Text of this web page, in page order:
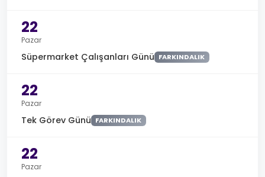
22
Pazar
Süpermarket Çalışanları Günü FARKINDALIK
22
Pazar
Tek Görev Günü FARKINDALIK
22
Pazar